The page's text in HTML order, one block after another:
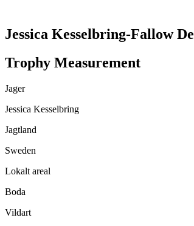
Jessica Kesselbring-Fallow
Trophy Measurement
Jager
Jessica Kesselbring
Jagtland
Sweden
Lokalt areal
Boda
Vildart